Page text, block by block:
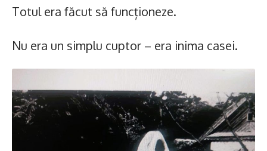
Totul era făcut să funcționeze.
Nu era un simplu cuptor – era inima casei.